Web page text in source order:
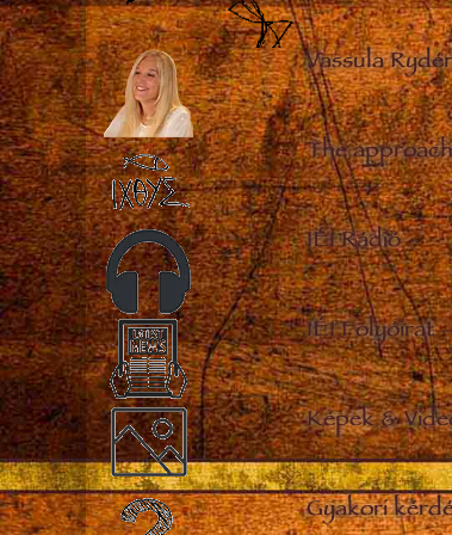
Vassula
The
IÉI Rádió–
IÉI Folyóirat
Képek &
Gyakori